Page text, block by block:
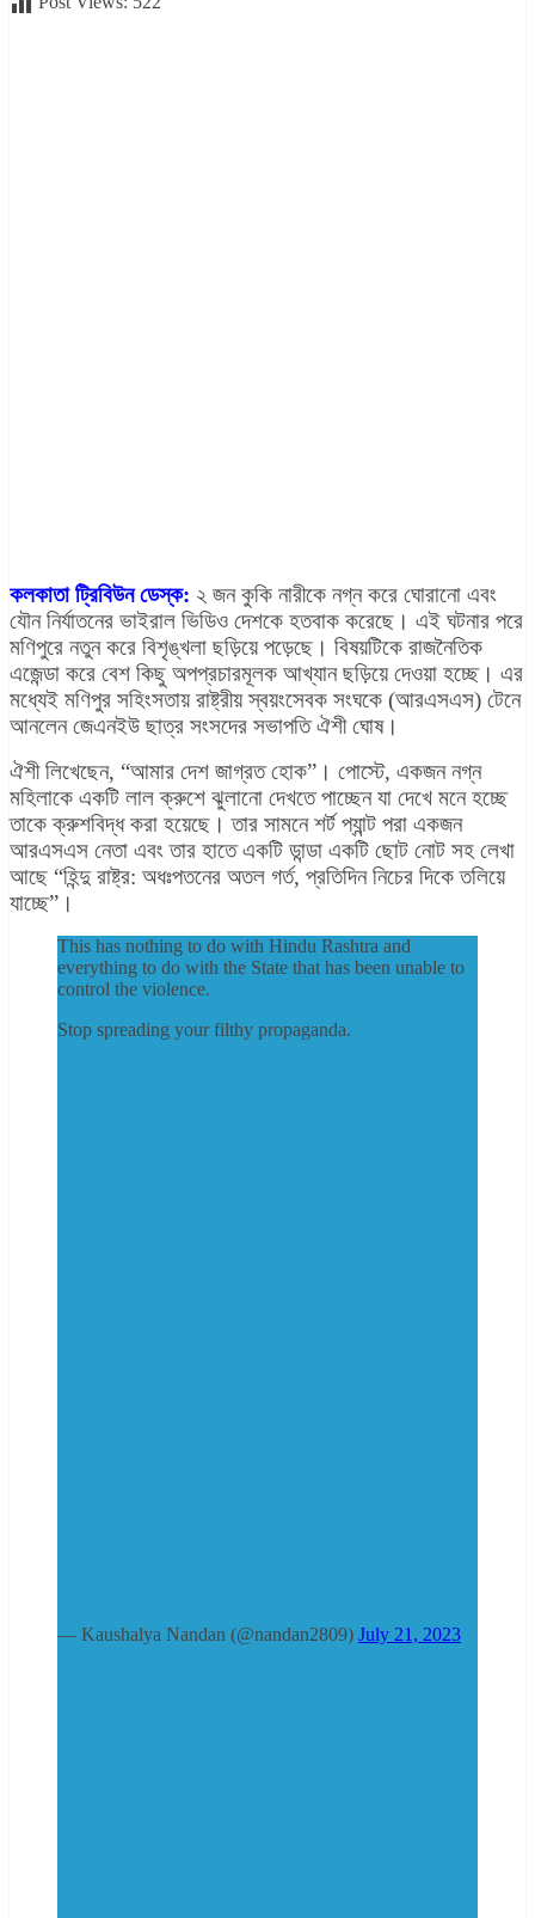
কলকাতা ট্রিবিউন ডেস্ক: ২ জন কুকি নারীকে নগ্ন করে ঘোরানো এবং
যৌন নির্যাতনের ভাইরাল ভিডিও দেশকে হতবাক করেছে। এই ঘটনার পরে
মণিপুরে নতুন করে বিশৃঙ্খলা ছড়িয়ে পড়েছে। বিষয়টিকে রাজনৈতিক
এজেন্ডা করে বেশ কিছু অপপ্রচারমূলক আখ্যান ছড়িয়ে দেওয়া হচ্ছে। এর
মধ্যেই মণিপুর সহিংসতায় রাষ্ট্রীয় স্বয়ংসেবক সংঘকে (আরএসএস) টেনে
আনলেন জেএনইউ ছাত্র সংসদের সভাপতি ঐশী ঘোষ।
ঐশী লিখেছেন, “আমার দেশ জাগ্রত হোক”। পোস্টে, একজন নগ্ন
মহিলাকে একটি লাল ক্রুশে ঝুলানো দেখতে পাচ্ছেন যা দেখে মনে হচ্ছে
তাকে ক্রুশবিদ্ধ করা হয়েছে। তার সামনে শর্ট প্যান্ট পরা একজন
আরএসএস নেতা এবং তার হাতে একটি ডান্ডা একটি ছোট নোট সহ লেখা
আছে “হিন্দু রাষ্ট্র: অধঃপতনের অতল গর্ত, প্রতিদিন নিচের দিকে তলিয়ে
যাচ্ছে”।
This has nothing to do with Hindu Rashtra and
everything to do with the State that has been unable to
control the violence.
Stop spreading your filthy propaganda.
— Kaushalya Nandan (@nandan2809) July 21, 2023